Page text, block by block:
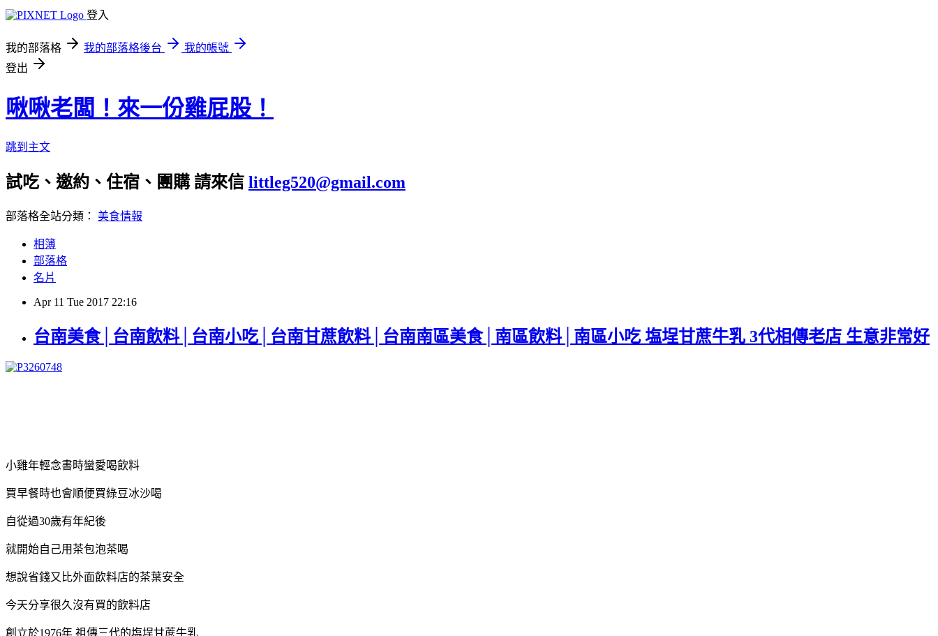
登入
我的部落格 我的部落格後台
我的帳號
登出
啾啾老闆！來一份雞屁股！
跳到主文
試吃、邀約、住宿、團購 請來信 littleg520@gmail.com
部落格全站分類： 美食情報
相簿
部落格
名片
Apr 11 Tue 2017 22:16
台南美食│台南飲料│台南小吃│台南甘蔗飲料│台南南區美食│南區飲料│南區小吃 塩埕甘蔗牛乳 3代相傳老店 生意非常好
小雞年輕念書時蠻愛喝飲料
買早餐時也會順便買綠豆冰沙喝
自從過30歲有年紀後
就開始自己用茶包泡茶喝
想說省錢又比外面飲料店的茶葉安全
今天分享很久沒有買的飲料店
創立於1976年 祖傳三代的塩埕甘蔗牛乳